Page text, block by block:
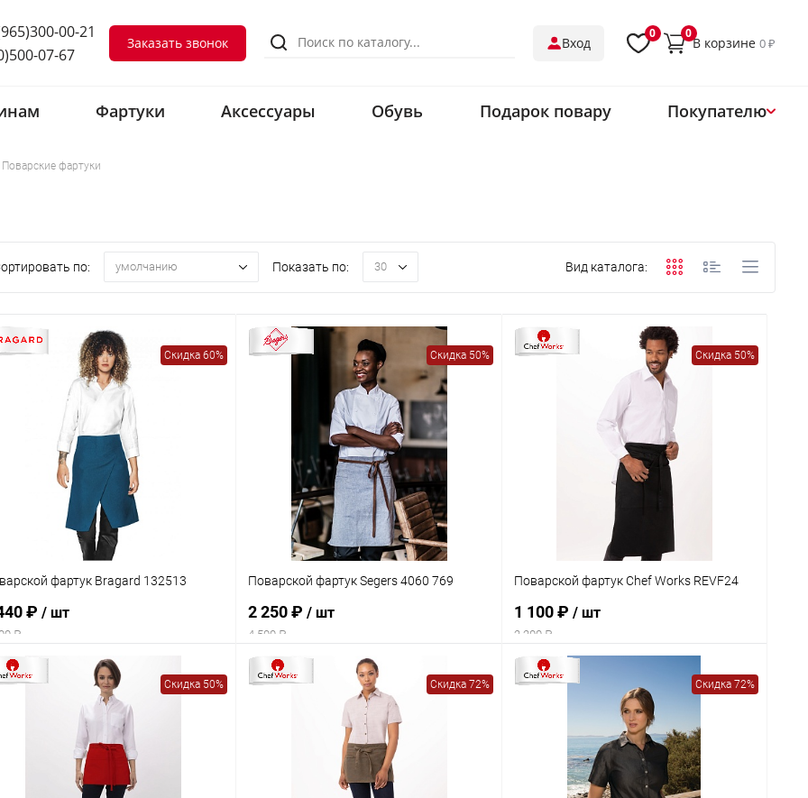
Оплата
Доставка
Контакты
Одеть ресторан
00-21
07-67
Заказать звонок Вход
0 0
В корзине 0 ₽
Фартуки Аксессуары Обувь Подарок повару Покупателю
Поварские фартуки
по: умолчанию Показать по: 30 Вид каталога:
Скидка 60%
фартук Bragard 132513
₽ / шт
₽
Скидка 50%
Поварской фартук Segers 4060 769
2 250 ₽/ шт
4 500 ₽
Скидка 50%
Поварской фартук Chef Works REVF24
1 100 ₽ / шт
2 200 ₽
Скидка 50% Скидка 72% Скидка 72%